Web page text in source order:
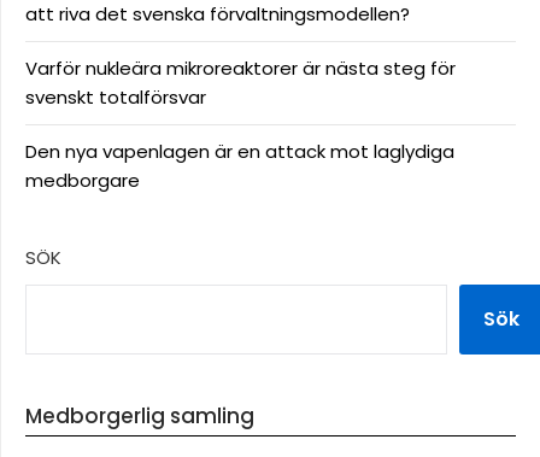
att riva det svenska förvaltningsmodellen?
Varför nukleära mikroreaktorer är nästa steg för
svenskt totalförsvar
Den nya vapenlagen är en attack mot laglydiga
medborgare
SÖK
Sök
Medborgerlig samling